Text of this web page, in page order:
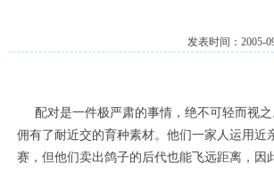
发表时间：2005-
配对是一件极严肃的事情，绝不可轻而视之
佣有了耐近交的育种素材。他们一家人运用
赛，但他们卖出鸽子的后代也能飞远距离，